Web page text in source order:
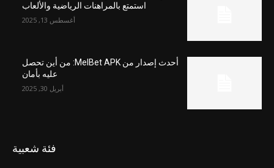
استمتع بالمراهنات الرياضية والألعاب
أغسطس 13, 2025
أحدث إصدار من MelBet APK: من أين تحصل
عليه بأمان
أبريل 30, 2025
فئة شعبية